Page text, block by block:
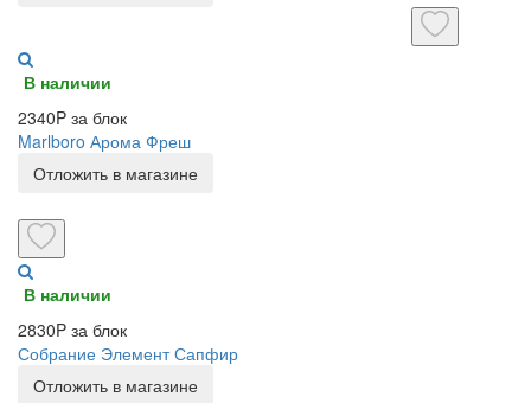
В наличии
2340P за блок
Marlboro Арома Фреш
Отложить в магазине
В наличии
2830P за блок
Собрание Элемент Сапфир
Отложить в магазине